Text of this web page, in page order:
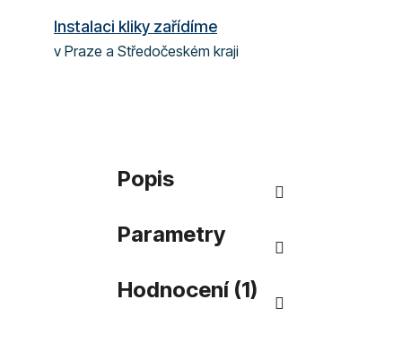
Instalaci kliky zařídíme
v Praze a Středočeském kraji
Popis
Parametry
Hodnocení (1)